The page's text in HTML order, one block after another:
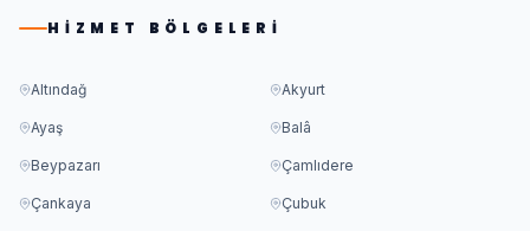
HIZMET BÖLGELERI
Altındağ Akyurt
Ayaş Balâ
Beypazarı Çamlıdere
Çankaya Çubuk